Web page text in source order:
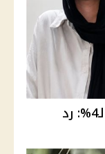
القصة الكاملة لأزمة ريم صاحبة الـ4%: رد